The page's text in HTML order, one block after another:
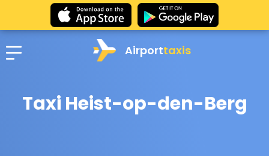
Airporttaxis
Taxi Heist-op-den-Berg